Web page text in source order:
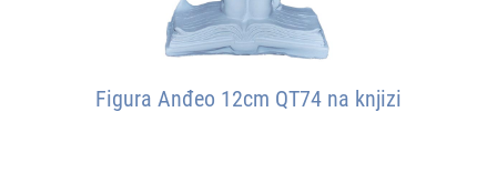
Figura Anđeo 12cm QT74 na knjizi